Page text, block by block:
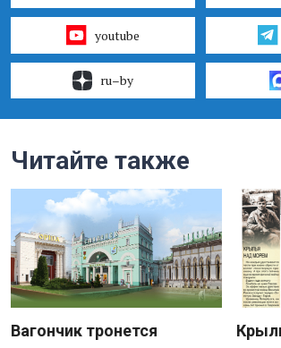
youtube
ru–by
Читайте также
Вагончик тронется